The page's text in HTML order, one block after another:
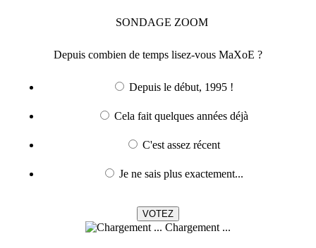
SONDAGE ZOOM
Depuis combien de temps lisez-vous MaXoE ?
Depuis le début, 1995 !
Cela fait quelques années déjà
C'est assez récent
Je ne sais plus exactement...
Chargement ...